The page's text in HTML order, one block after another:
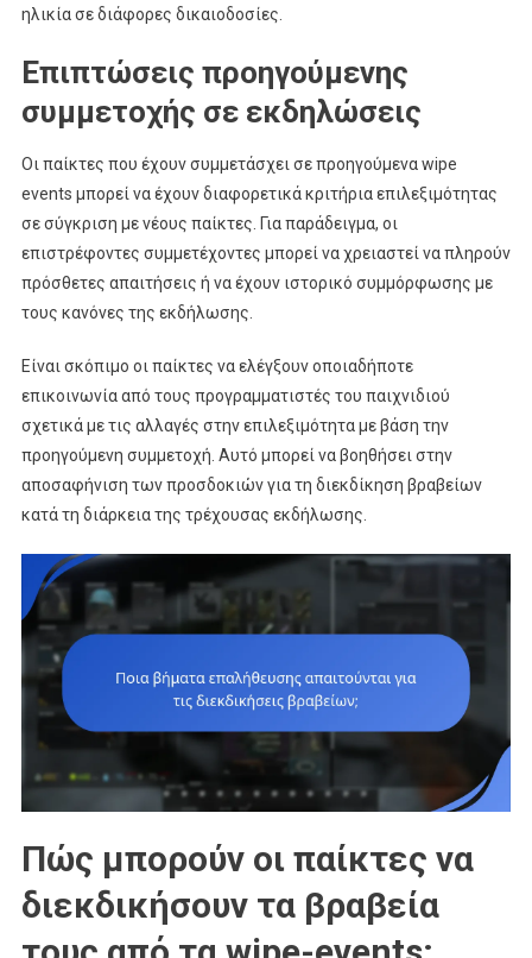
ηλικία σε διάφορες δικαιοδοσίες.
Επιπτώσεις προηγούμενης
συμμετοχής σε εκδηλώσεις
Οι παίκτες που έχουν συμμετάσχει σε προηγούμενα wipe
events μπορεί να έχουν διαφορετικά κριτήρια επιλεξιμότητας
σε σύγκριση με νέους παίκτες. Για παράδειγμα, οι
επιστρέφοντες συμμετέχοντες μπορεί να χρειαστεί να πληρούν
πρόσθετες απαιτήσεις ή να έχουν ιστορικό συμμόρφωσης με
τους κανόνες της εκδήλωσης.
Είναι σκόπιμο οι παίκτες να ελέγξουν οποιαδήποτε
επικοινωνία από τους προγραμματιστές του παιχνιδιού
σχετικά με τις αλλαγές στην επιλεξιμότητα με βάση την
προηγούμενη συμμετοχή. Αυτό μπορεί να βοηθήσει στην
αποσαφήνιση των προσδοκιών για τη διεκδίκηση βραβείων
κατά τη διάρκεια της τρέχουσας εκδήλωσης.
Πώς μπορούν οι παίκτες να
διεκδικήσουν τα βραβεία